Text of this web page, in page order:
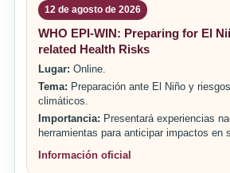
12 de agosto de 2026
WHO EPI-WIN: Preparing for El
related Health Risks
Lugar: Online.
Tema: Preparación ante El Niño y
climáticos.
Importancia: Presentará experiencias
herramientas para anticipar impactos en
Información oficial